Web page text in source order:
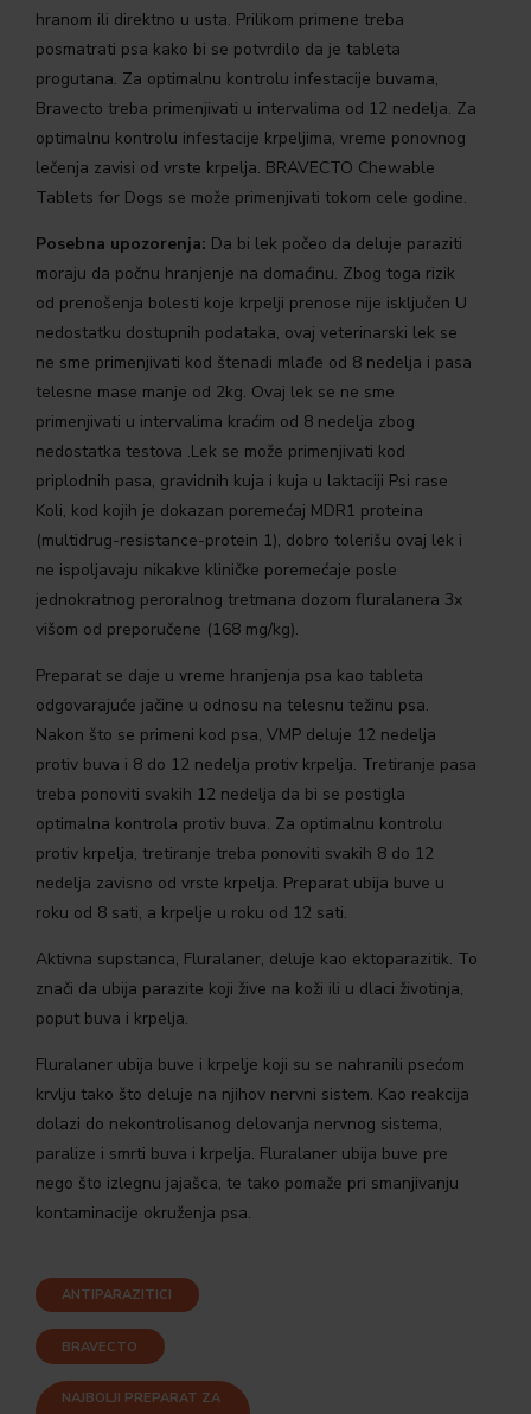
hranom ili direktno u usta. Prilikom primene treba
posmatrati psa kako bi se potvrdilo da je tableta
progutana. Za optimalnu kontrolu infestacije buvama,
Bravecto treba primenjivati u intervalima od 12 nedelja. Za
optimalnu kontrolu infestacije krpeljima, vreme ponovnog
lečenja zavisi od vrste krpelja. BRAVECTO Chewable
Tablets for Dogs se može primenjivati tokom cele godine.
Posebna upozorenja: Da bi lek počeo da deluje paraziti
moraju da počnu hranjenje na domaćinu. Zbog toga rizik
od prenošenja bolesti koje krpelji prenose nije isključen U
nedostatku dostupnih podataka, ovaj veterinarski lek se
ne sme primenjivati kod štenadi mlađe od 8 nedelja i pasa
telesne mase manje od 2kg. Ovaj lek se ne sme
primenjivati u intervalima kraćim od 8 nedelja zbog
nedostatka testova .Lek se može primenjivati kod
priplodnih pasa, gravidnih kuja i kuja u laktaciji Psi rase
Koli, kod kojih je dokazan poremećaj MDR1 proteina
(multidrug-resistance-protein 1), dobro tolerišu ovaj lek i
ne ispoljavaju nikakve kliničke poremećaje posle
jednokratnog peroralnog tretmana dozom fluralanera 3x
višom od preporučene (168 mg/kg).
Preparat se daje u vreme hranjenja psa kao tableta
odgovarajuće jačine u odnosu na telesnu težinu psa.
Nakon što se primeni kod psa, VMP deluje 12 nedelja
protiv buva i 8 do 12 nedelja protiv krpelja. Tretiranje pasa
treba ponoviti svakih 12 nedelja da bi se postigla
optimalna kontrola protiv buva. Za optimalnu kontrolu
protiv krpelja, tretiranje treba ponoviti svakih 8 do 12
nedelja zavisno od vrste krpelja. Preparat ubija buve u
roku od 8 sati, a krpelje u roku od 12 sati.
Aktivna supstanca, Fluralaner, deluje kao ektoparazitik. To
znači da ubija parazite koji žive na koži ili u dlaci životinja,
poput buva i krpelja.
Fluralaner ubija buve i krpelje koji su se nahranili psećom
krvlju tako što deluje na njihov nervni sistem. Kao reakcija
dolazi do nekontrolisanog delovanja nervnog sistema,
paralize i smrti buva i krpelja. Fluralaner ubija buve pre
nego što izlegnu jajašca, te tako pomaže pri smanjivanju
kontaminacije okruženja psa.
ANTIPARAZITICI
BRAVECTO
NAJBOLJI PREPARAT ZA